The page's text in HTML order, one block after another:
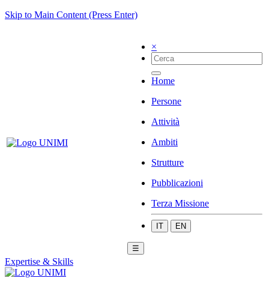
Skip to Main Content (Press Enter)
×
Home
Persone
Attività
Ambiti
Strutture
Pubblicazioni
Terza Missione
IT EN
☰
Expertise & Skills